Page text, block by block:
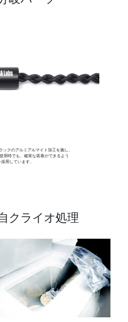
クのアルミアルマイト加工を施し、
用時でも、確実な装着ができるよう
用しています。
クライオ処理